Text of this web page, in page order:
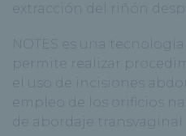
extracción del riñón
NOTES es una
permite realizar
el uso de incisiones
empleo de los orificios
de abordaje transvaginal.